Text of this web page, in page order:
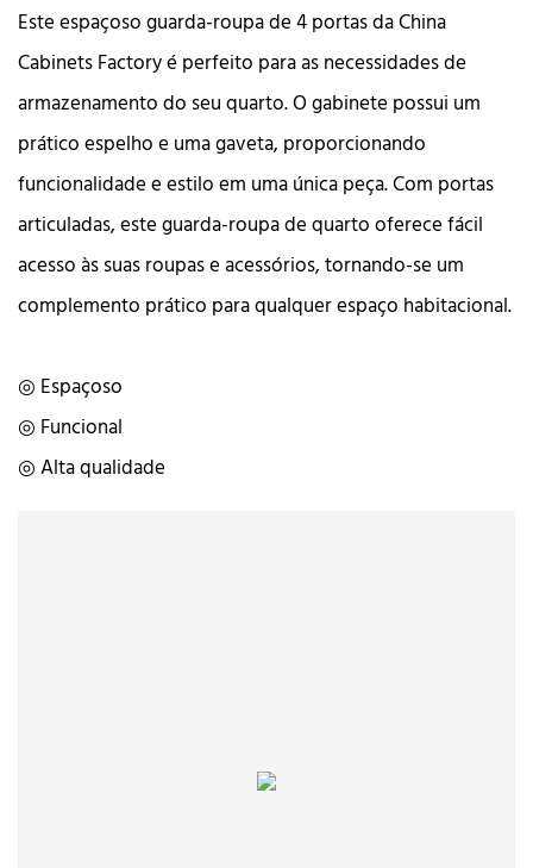
Este espaçoso guarda-roupa de 4 portas da China
Cabinets Factory é perfeito para as necessidades de
armazenamento do seu quarto. O gabinete possui um
prático espelho e uma gaveta, proporcionando
funcionalidade e estilo em uma única peça. Com portas
articuladas, este guarda-roupa de quarto oferece fácil
acesso às suas roupas e acessórios, tornando-se um
complemento prático para qualquer espaço habitacional.
◎ Espaçoso
◎ Funcional
◎ Alta qualidade